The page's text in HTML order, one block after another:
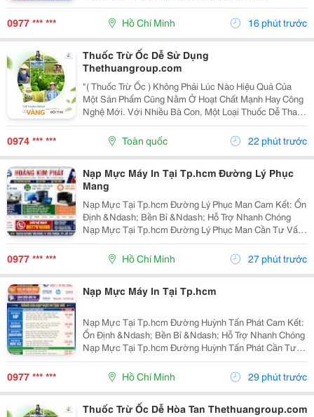
0977 *** *** Hồ Chí Minh 16 phút trước
Thuốc Trừ Ốc Dễ Sử Dụng
Thethuangroup.com
"( Thuốc Trừ Ốc ) Không Phải Lúc Nào Hiệu Quả Của
Một Sản Phẩm Cũng Nằm Ở Hoạt Chất Mạnh Hay Công
Nghệ Mới. Với Nhiều Bà Con, Một Loại Thuốc Dễ Thao
Tác, Dễ Áp Dụng Và Không Mất Quá Nhiều Thời Gian
Chuẩn Bị Lại Là Yếu Tố Tạo Nên Sự Khác Biệt Trong...
0974 *** *** Toàn quốc 22 phút trước
Nạp Mực Máy In Tại Tp.hcm Đường Lý Phục
Mang
Nạp Mực Tại Tp.hcm Đường Lý Phục Man Cam Kết: Ổn
Định &Ndash; Bền Bỉ &Ndash; Hỗ Trợ Nhanh Chóng
Nạp Mực Tại Tp.hcm Đường Lý Phục Man Cần Tư Vấn
&Amp; Báo Giá Liên Hệ Ngay: Nạp Mực Tại Tp.hcm
Đường Lý Phục Man 0977 610 388 &Ndash; Mr. Duy
Nạp Mực Tại...
0977 *** *** Hồ Chí Minh 27 phút trước
Nạp Mực Máy In Tại Tp.hcm
Nạp Mực Tại Tp.hcm Đường Huỳnh Tấn Phát Cam Kết:
Ổn Định &Ndash; Bền Bỉ &Ndash; Hỗ Trợ Nhanh Chóng
Nạp Mực Tại Tp.hcm Đường Huỳnh Tấn Phát Cần Tư
Vấn &Amp; Báo Giá Liên Hệ Ngay: Nạp Mực Tại
Tp.hcm Đường Huỳnh Tấn Phát 0977 610 388 &Ndash;
Mr. Duy Nạp...
0977 *** *** Hồ Chí Minh 29 phút trước
Thuốc Trừ Ốc Dễ Hòa Tan Thethuangroup.com